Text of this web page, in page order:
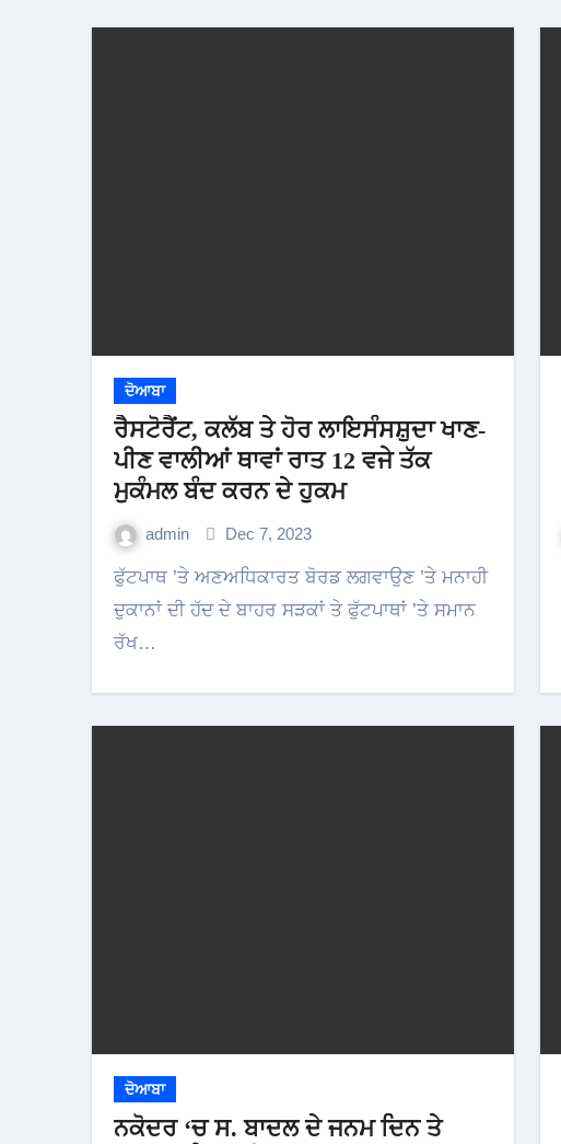
ਦੋਆਬਾ
ਰੈਸਟੋਰੈਂਟ, ਕਲੱਬ ਤੇ ਹੋਰ ਲਾਇਸੰਸਸ਼ੁਦਾ ਖਾਣ-
ਪੀਣ ਵਾਲੀਆਂ ਥਾਵਾਂ ਰਾਤ 12 ਵਜੇ ਤੱਕ
ਮੁਕੰਮਲ ਬੰਦ ਕਰਨ ਦੇ ਹੁਕਮ
admin Dec 7, 2023
ਫੁੱਟਪਾਥ ’ਤੇ ਅਣਅਧਿਕਾਰਤ ਬੋਰਡ ਲਗਵਾਉਣ ’ਤੇ ਮਨਾਹੀ
ਦੁਕਾਨਾਂ ਦੀ ਹੱਦ ਦੇ ਬਾਹਰ ਸੜਕਾਂ ਤੇ ਫੁੱਟਪਾਥਾਂ ’ਤੇ ਸਮਾਨ
ਰੱਖ…
ਦੋਆਬਾ
ਨਕੋਦਰ ‘ਚ ਸ. ਬਾਦਲ ਦੇ ਜਨਮ ਦਿਨ ਤੇ